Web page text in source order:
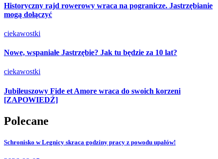
Historyczny rajd rowerowy wraca na pogranicze. Jastrzębianie
mogą dołączyć
ciekawostki
Nowe, wspaniałe Jastrzębie? Jak tu będzie za 10 lat?
ciekawostki
Jubileuszowy Fide et Amore wraca do swoich korzeni
[ZAPOWIEDŹ]
Polecane
Schronisko w Legnicy skraca godziny pracy z powodu upałów!